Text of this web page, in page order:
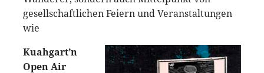
gesellschaftlichen Feiern und Veranstaltungen
wie
Kuahgart’n
Open Air